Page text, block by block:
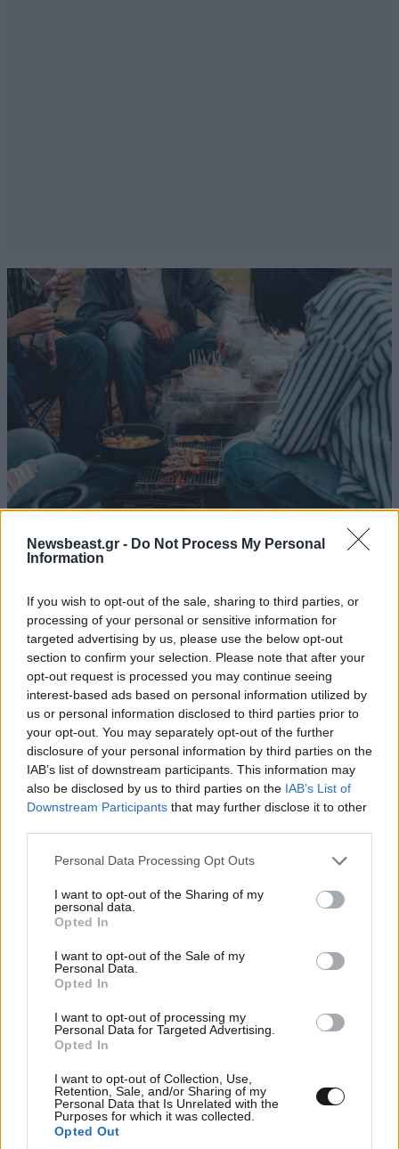
Newsbeast.gr - Do Not Process My Personal
Information
If you wish to opt-out of the sale, sharing to third parties, or
processing of your personal or sensitive information for
targeted advertising by us, please use the below opt-out
section to confirm your selection. Please note that after your
opt-out request is processed you may continue seeing
interest-based ads based on personal information utilized by
us or personal information disclosed to third parties prior to
your opt-out. You may separately opt-out of the further
disclosure of your personal information by third parties on the
IAB’s list of downstream participants. This information may
also be disclosed by us to third parties on the IAB’s List of
Downstream Participants that may further disclose it to other
Please note that this website/app uses one or more Google
not limited to your visit or usage behaviour. You may click to
grant or deny consent to Google and its third-party tags to
use your data for below specified purposes in below Google
consent section.
Personal Data Processing Opt Outs
I want to opt-out of the Sharing of my
personal data.
Opted In
I want to opt-out of the Sale of my
Personal Data.
Opted In
I want to opt-out of processing my
Personal Data for Targeted Advertising.
Opted In
I want to opt-out of Collection, Use,
Retention, Sale, and/or Sharing of my
Personal Data that Is Unrelated with the
Purposes for which it was collected.
Opted Out
Ογκολόγοι προειδοποιούν: Αυτές οι τροφές,
βγάλετε από την καθημερινότητά σας
LIFESTYLE3 ω. πριν
Αθηνά Οικονομάκου – Μπρούνο Τσερέλα: Ο
μήνας του μέλιτος συνεχίζεται – Από τη
Moorea στα ονειρικά Μπόρα Μπόρα